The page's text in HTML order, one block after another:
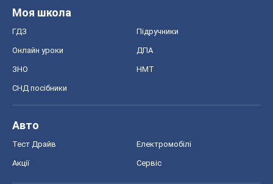
Моя школа
ГДЗ Підручники
Онлайн уроки ДПА
ЗНО НМТ
СНД посібники
Авто
Тест Драйв Електромобілі
Акції Сервіс